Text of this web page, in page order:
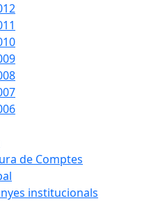
de Comptes
institucionals